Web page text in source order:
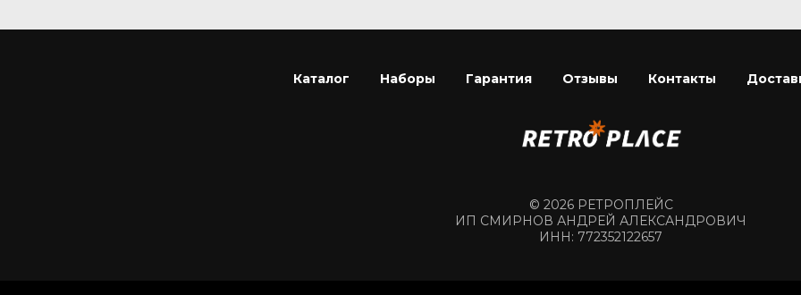
Каталог Наборы Гарантия Отзывы Контакты
© 2026 РЕТРОПЛЕЙС
ИП СМИРНОВ АНДРЕЙ АЛЕКСАНДРОВИЧ
ИНН: 772352122657